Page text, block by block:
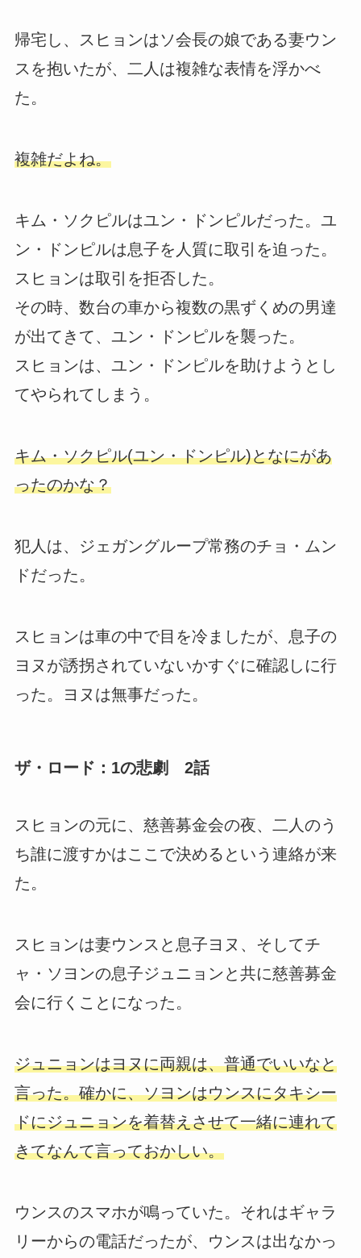
帰宅し、スヒョンはソ会長の娘である妻ウン
スを抱いたが、二人は複雑な表情を浮かべ
た。
複雑だよね。
キム・ソクピルはユン・ドンピルだった。ユ
ン・ドンピルは息子を人質に取引を迫った。
スヒョンは取引を拒否した。
その時、数台の車から複数の黒ずくめの男達
が出てきて、ユン・ドンピルを襲った。
スヒョンは、ユン・ドンピルを助けようとし
てやられてしまう。
キム・ソクピル(ユン・ドンピル)となにがあ
ったのかな？
犯人は、ジェガングループ常務のチョ・ムン
ドだった。
スヒョンは車の中で目を冷ましたが、息子の
ヨヌが誘拐されていないかすぐに確認しに行
った。ヨヌは無事だった。
ザ・ロード：1の悲劇 2話
スヒョンの元に、慈善募金会の夜、二人のう
ち誰に渡すかはここで決めるという連絡が来
た。
スヒョンは妻ウンスと息子ヨヌ、そしてチ
ャ・ソヨンの息子ジュニョンと共に慈善募金
会に行くことになった。
ジュニョンはヨヌに両親は、普通でいいなと
言った。確かに、ソヨンはウンスにタキシー
ドにジュニョンを着替えさせて一緒に連れて
きてなんて言っておかしい。
ウンスのスマホが鳴っていた。それはギャラ
リーからの電話だったが、ウンスは出なかっ